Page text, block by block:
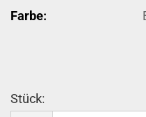
Farbe:
Stück: